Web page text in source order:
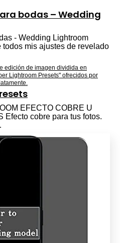
bodas – Wedding
- Wedding Lightroom
todos mis ajustes de revelado
EFECTO COBRE U
Efecto cobre para tus fotos.